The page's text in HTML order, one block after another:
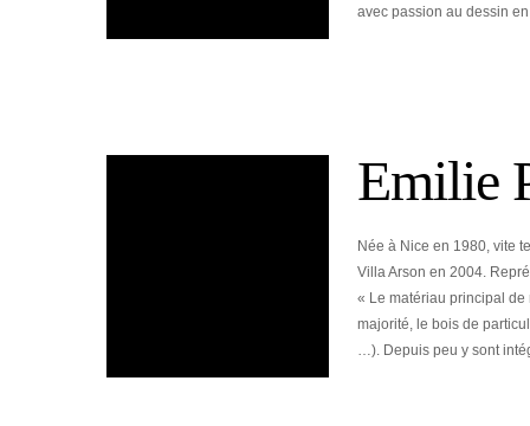
avec passion au dessin
Emilie
Née à Nice en 1980, vite
Villa Arson en 2004.
« Le matériau principal de
majorité, le bois de
…). Depuis peu y sont